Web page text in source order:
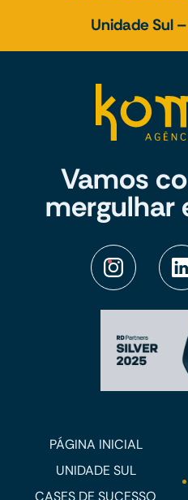
Unidade Sul
Vamos
mergulhar
PÁGINA INICIAL
UNIDADE SUL
CASES DE SUCESSO